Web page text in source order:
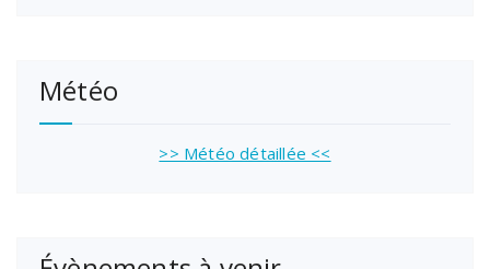
Météo
>> Météo détaillée <<